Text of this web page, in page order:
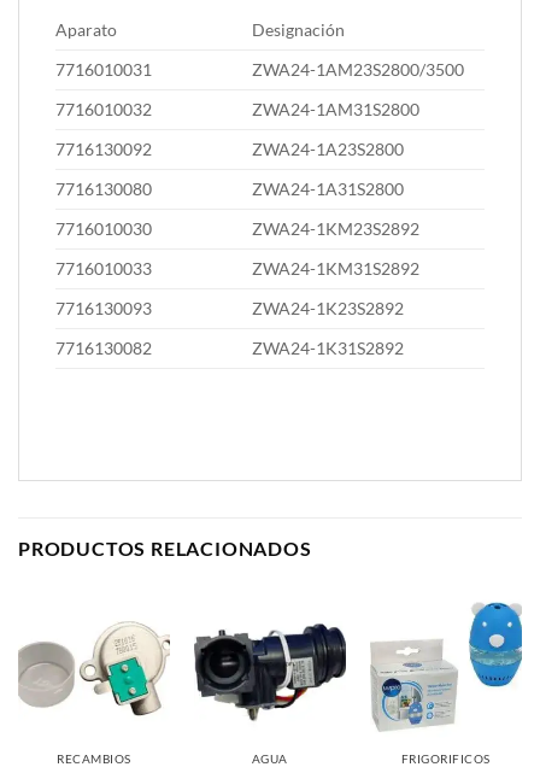
Aparato
Designación
7716010031
ZWA24-1AM23S2800/3500
7716010032
ZWA24-1AM31S2800
7716130092
ZWA24-1A23S2800
7716130080
ZWA24-1A31S2800
7716010030
ZWA24-1KM23S2892
7716010033
ZWA24-1KM31S2892
7716130093
ZWA24-1K23S2892
7716130082
ZWA24-1K31S2892
PRODUCTOS RELACIONADOS
RECAMBIOS AGUA FRIGORIFICOS